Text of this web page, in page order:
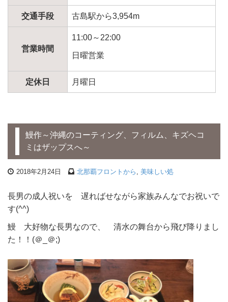
交通手段 古島駅から3,954m
営業時間
11:00～22:00
日曜営業
定休日 月曜日
鰻作～沖縄のコーティング、フィルム、キズヘコ
ミはザップスへ～
2018年2月24日 北那覇フロントから , 美味しい処
長男の成人祝いを 遅ればせながら家族みんなでお祝いで
す(^^)
鰻 大好物な長男なので、 清水の舞台から飛び降りまし
た！！(＠_＠;)